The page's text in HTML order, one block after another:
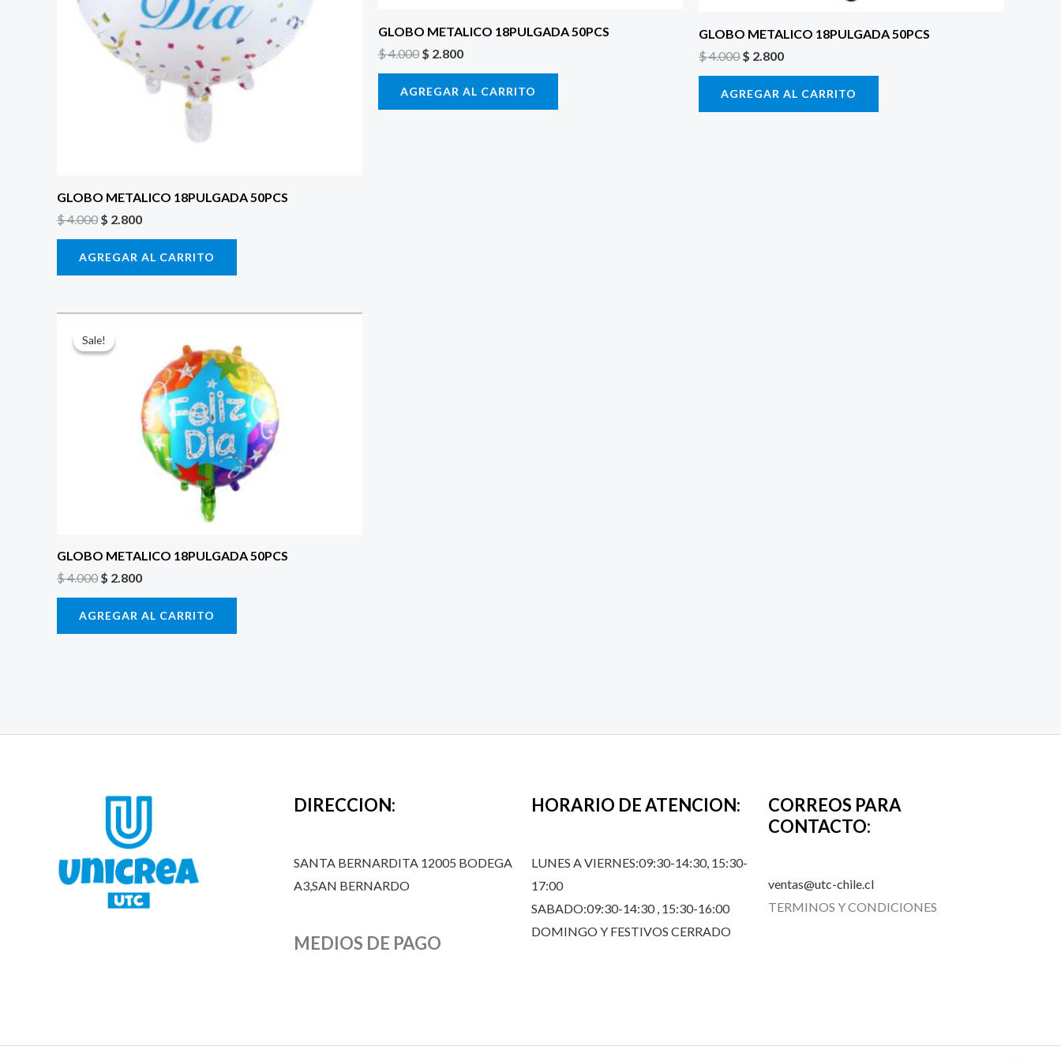
GLOBO METALICO 18PULGADA 50PCS
$4.000 $ 2.800
AGREGAR AL CARRITO
GLOBO METALICO 18PULGADA 50PCS
$4.000 $ 2.800
AGREGAR AL CARRITO
GLOBO METALICO 18PULGADA 50PCS
$4.000$ 2.800
AGREGAR AL CARRITO
Sale!
Sale!
GLOBO METALICO 18PULGADA 50PCS
$4.000
El
precio
original
$ 2.800
El
$ 2.800.
AGREGAR AL CARRITO
DIRECCION:
SANTA BERNARDITA 12005 BODEGA
A3,SAN BERNARDO
MEDIOS DE PAGO
HORARIO DE ATENCION:
LUNES A VIERNES:09:30-14:30, 15:30-
17:00
SABADO:09:30-14:30 , 15:30-16:00
DOMINGO Y FESTIVOS CERRADO
CORREOS PARA
CONTACTO:
ventas@utc-chile.cl
TERMINOS Y CONDICIONES